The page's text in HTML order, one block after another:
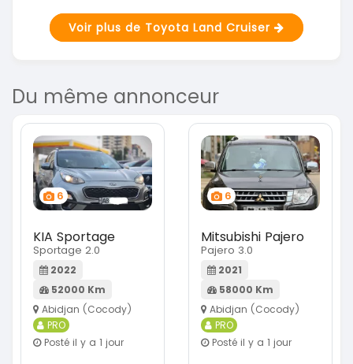
Voir plus de Toyota Land Cruiser
Du même annonceur
6
KIA Sportage
Sportage 2.0
2022
52000 Km
Abidjan (Cocody)
PRO
Posté il y a 1 jour
6
Mitsubishi Pajero
Pajero 3.0
2021
58000 Km
Abidjan (Cocody)
PRO
Posté il y a 1 jour